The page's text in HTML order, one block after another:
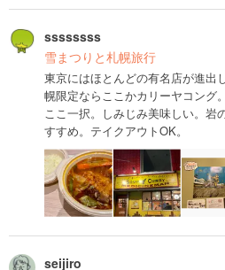
ssssssss
雪まつりと札幌旅行
東京にはほとんどの有名店が進出
幌限定ならここかカリーヤコング
ここ一択。しみじみ美味しい。岩
すすめ。テイクアウトOK。
seijiro